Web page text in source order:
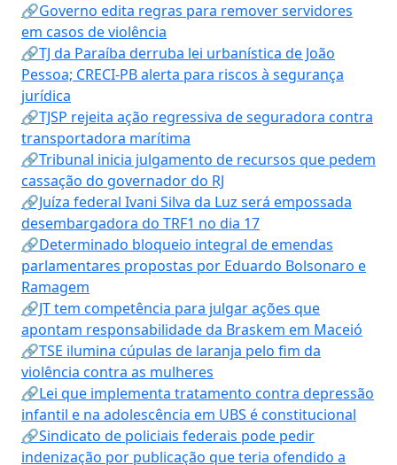
🔗Governo edita regras para remover servidores
em casos de violência
🔗TJ da Paraíba derruba lei urbanística de João
Pessoa; CRECI-PB alerta para riscos à segurança
jurídica
🔗TJSP rejeita ação regressiva de seguradora contra
transportadora marítima
🔗Tribunal inicia julgamento de recursos que pedem
cassação do governador do RJ
🔗Juíza federal Ivani Silva da Luz será empossada
desembargadora do TRF1 no dia 17
🔗Determinado bloqueio integral de emendas
parlamentares propostas por Eduardo Bolsonaro e
Ramagem
🔗JT tem competência para julgar ações que
apontam responsabilidade da Braskem em Maceió
🔗TSE ilumina cúpulas de laranja pelo fim da
violência contra as mulheres
🔗Lei que implementa tratamento contra depressão
infantil e na adolescência em UBS é constitucional
🔗Sindicato de policiais federais pode pedir
indenização por publicação que teria ofendido a